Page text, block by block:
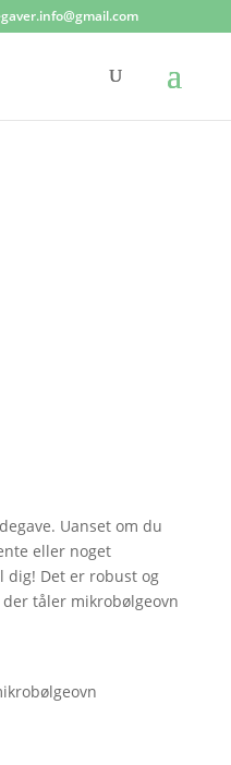
Uanset om du
eller noget
dig! Det er robust og
tåler mikrobølgeovn